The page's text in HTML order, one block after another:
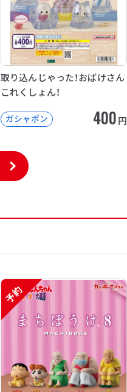
取り込んじゃった！おばけさん
これくしょん！
ガシャポン 400円
予約